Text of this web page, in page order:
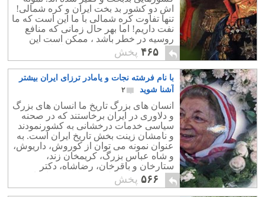
اش دو کشور بد بخت ایران و کره شمالی!
تنها تفاوت کره شمالی با ما این است که ما
نفت داریم! اما بهر حال زمانی که منافع
روسیه در خطر باشد ، ممکن است این
منافع منطبق بر خواست بین المللی شود.
امروز هم خواست ظاهری روسیه حفظ
بشار اسد است و برای حفظ بشار اسد هم
باید داعش از بین برود. از این روست که
می گویند عدو شود سبب خیر! هر چند که
ائتلاف علیه داعش با سرنگونی هواپیمای
روسیه پیچیده شد ولی بعید است روسیه با
شیطنت ترکیه پا پس بکشد.
۴۶۵ پخش
با نام فرشته نجات و یامادر ترزای ایران بیشتر
آشنا شوید
۲
انسان های بزرگ تاریخ ما انسان های بزرگ
و دلاوری در ایران برخاستند که در صحنه
سیاسی خدمات درخشانی به کشورنمودند
و نامشان زینت بخش تاریخ ایران است. به
عنوان نمونه می توان از کوروش، داریوش،
و شاه عباس بزرگ، کریمخان زند،
ستارخان و باقرخان، رضاشاه، دکتر
مصدق، دکتر فاطمی، و دکتر بختیار نام
برد.
۵۶۶ پخش